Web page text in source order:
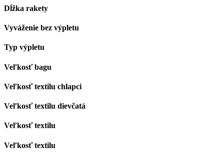
Dĺžka rakety
Vyváženie bez výpletu
Typ výpletu
Veľkosť bagu
Veľkosť textilu chlapci
Veľkosť textilu dievčatá
Veľkosť textilu
Veľkosť textilu